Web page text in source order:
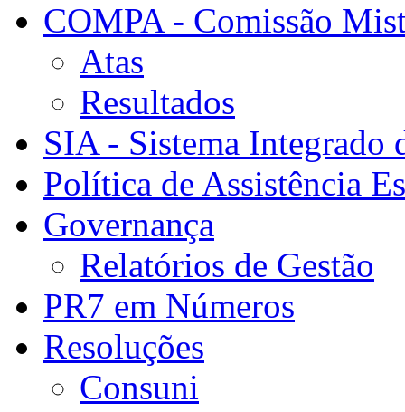
COMPA - Comissão
Atas
Resultados
SIA - Sistema Integrado
Política de Assistência
Governança
Relatórios de Gestão
PR7 em Números
Resoluções
Consuni